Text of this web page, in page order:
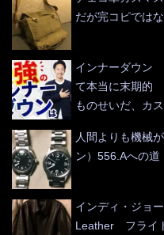
だが完コピでは
インナーダウン
て本当に末期的
ものせいだ、カス
人間よりも機械
ン）556.Aへの道
インディ・ジョ
Leather フライ